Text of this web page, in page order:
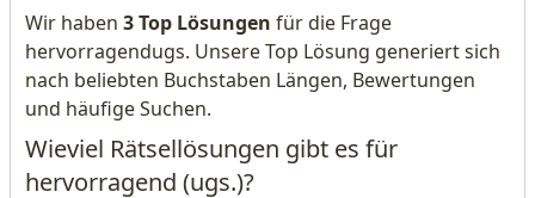
Wir haben 3 Top Lösungen für die Frage
hervorragendugs. Unsere Top Lösung generiert sich
nach beliebten Buchstaben Längen, Bewertungen
und häufige Suchen.
Wieviel Rätsellösungen gibt es für
hervorragend (ugs.)?